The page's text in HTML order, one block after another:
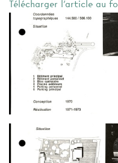
Télécharger l'article au